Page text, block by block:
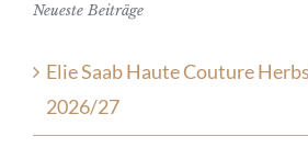
Neueste Beiträge
Elie Saab Haute Couture
2026/27